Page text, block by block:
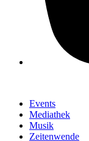
Events
Mediathek
Musik
Zeitenwende